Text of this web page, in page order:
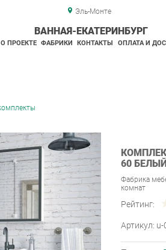
Эль-Монте
ВАННАЯ-ЕКАТЕРИНБУРГ
О ПРОЕКТЕ ФАБРИКИ КОНТАКТЫ ОПЛАТА И
60
Фабрика
комнат
Рейтинг:
Артикул: u-